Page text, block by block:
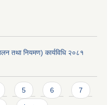
तथा नियमण) कार्यविधि २०८१
5 6 7